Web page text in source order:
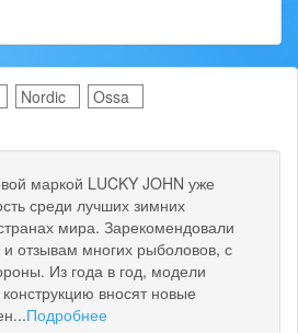
Nordic
Ossa
маркой LUCKY JOHN уже
среди лучших зимних
мира. Зарекомендовали
отзывам многих рыболовов, с
Из года в год, модели
вносят новые
Подробнее